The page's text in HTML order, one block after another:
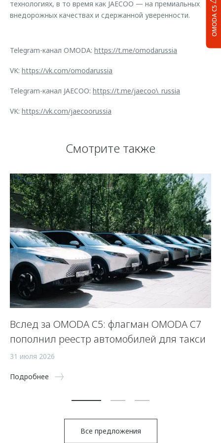
OMODA C5
технологиях, в то время как JAECOO — на премиальных
внедорожных качествах и сдержанной уверенности.
Telegram-канал OMODA: https://t.me/omodarussia
VK: https://vk.com/omodarussia
Telegram-канал JAECOO: https://t.me/jaecoo\_russia
VK: https://vk.com/jaecoorussia
Смотрите также
Вслед за OMODA C5: флагман OMODA C7
пополнил реестр автомобилей для такси
31 июля 2026
Подробнее
Все предложения